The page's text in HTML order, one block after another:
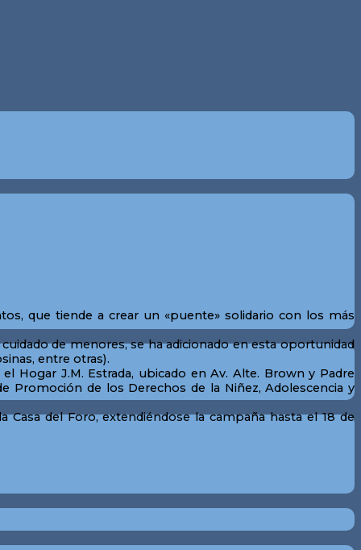
que tiende a crear un «puente» solidario con los más
de menores, se ha adicionado en esta oportunidad
entre otras).
Hogar J.M. Estrada, ubicado en Av. Alte. Brown y Padre
Promoción de los Derechos de la Niñez, Adolescencia y
del Foro, extendiéndose la campaña hasta el 18 de